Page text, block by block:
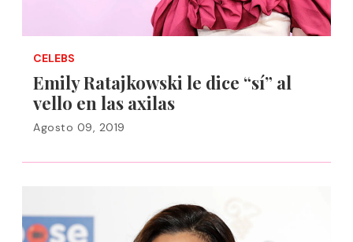
CELEBS
Emily Ratajkowski le dice “sí” al
vello en las axilas
Agosto 09, 2019